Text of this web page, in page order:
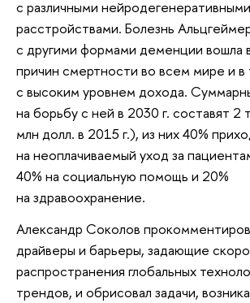
с различными нейродегенеративными
расстройствами. Болезнь
с другими формами деменции вошла
причин смертности во всем мире и в
с высоким уровнем дохода.
на борьбу с ней в 2030 г. составят 2
млн долл. в 2015 г.), из них 40%
на неоплачиваемый уход за
40% на социальную помощь и 20%
на здравоохранение.
Александр Соколов
драйверы и барьеры, задающие
распространения глобальных
трендов, и обрисовал задачи,